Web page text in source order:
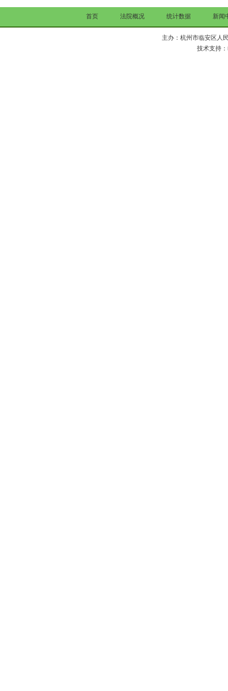
首页 法院概况 统计数据 新闻
主办：杭州市临安区人
技术支持